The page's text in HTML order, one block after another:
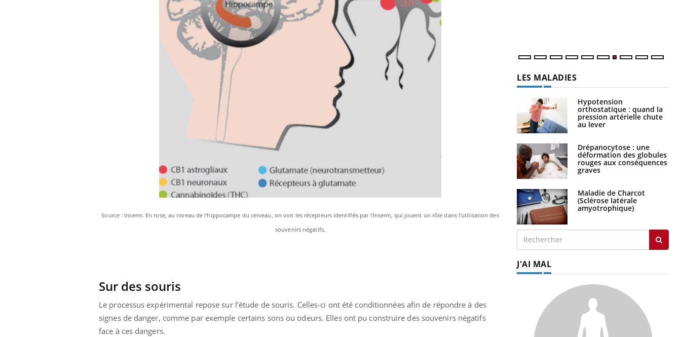
Source : Inserm. En rose, au niveau de l'hippocampe du cerveau, on voit les récepteurs identifiés par l'Inserm, qui jouent un rôle dans l'utilisation des
souvenirs négatifs.
Sur des souris
Le processus expérimental repose sur l’étude de souris. Celles-ci ont été conditionnées afin de répondre à des
signes de danger, comme par exemple certains sons ou odeurs. Elles ont pu construire des souvenirs négatifs
face à ces dangers.
LES MALADIES
Hypotension
orthostatique : quand la
pression artérielle chute
au lever
Drépanocytose : une
déformation des globules
rouges aux conséquences
graves
Maladie de Charcot
(Sclérose latérale
amyotrophique)
J'AI MAL